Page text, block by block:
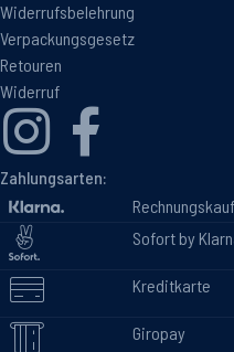
Widerrufsbelehrung
Verpackungsgesetz
Retouren
Widerruf
Zahlungsarten:
Rechnungskauf
Sofort by
Kreditkarte
Giropay